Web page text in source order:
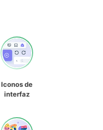
Iconos de
interfaz